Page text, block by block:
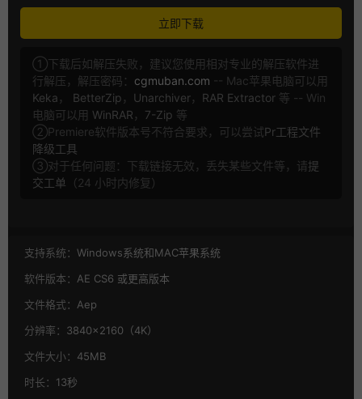
立即下载
①下载后如解压失败，建议您使用相对专业的解压软件进
行解压，解压密码： cgmuban.com -- Mac苹果电脑可以用
Keka ， BetterZip ， Unarchiver， RAR Extractor 等 -- Win
电脑可以用 WinRAR ， 7-Zip 等
②Premiere软件版本号不符合要求，可以尝试Pr工程文件
降级工具
③对于任何问题：下载链接无效，丢失某些文件等，请提
交工单 （24 小时内修复）
支持系统： Windows系统和MAC苹果系统
软件版本： AE CS6 或更高版本
文件格式： Aep
分辨率： 3840×2160（4K）
文件大小： 45MB
时长： 13秒